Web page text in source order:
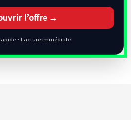
l’offre →
• Facture immédiate